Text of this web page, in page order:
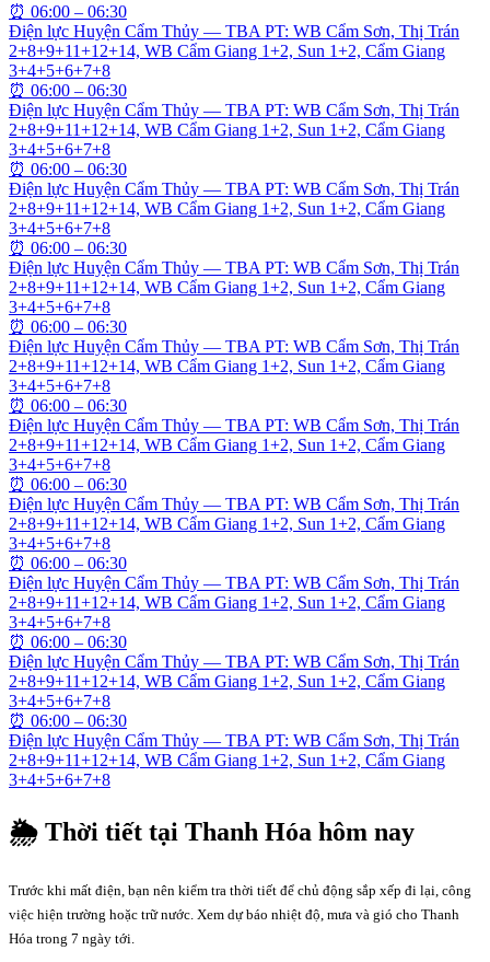
⏰ 06:00 – 06:30
Điện lực Huyện Cẩm Thủy — TBA PT: WB Cẩm Sơn, Thị Trán
2+8+9+11+12+14, WB Cẩm Giang 1+2, Sun 1+2, Cẩm Giang
3+4+5+6+7+8
⏰ 06:00 – 06:30
Điện lực Huyện Cẩm Thủy — TBA PT: WB Cẩm Sơn, Thị Trán
2+8+9+11+12+14, WB Cẩm Giang 1+2, Sun 1+2, Cẩm Giang
3+4+5+6+7+8
⏰ 06:00 – 06:30
Điện lực Huyện Cẩm Thủy — TBA PT: WB Cẩm Sơn, Thị Trán
2+8+9+11+12+14, WB Cẩm Giang 1+2, Sun 1+2, Cẩm Giang
3+4+5+6+7+8
⏰ 06:00 – 06:30
Điện lực Huyện Cẩm Thủy — TBA PT: WB Cẩm Sơn, Thị Trán
2+8+9+11+12+14, WB Cẩm Giang 1+2, Sun 1+2, Cẩm Giang
3+4+5+6+7+8
⏰ 06:00 – 06:30
Điện lực Huyện Cẩm Thủy — TBA PT: WB Cẩm Sơn, Thị Trán
2+8+9+11+12+14, WB Cẩm Giang 1+2, Sun 1+2, Cẩm Giang
3+4+5+6+7+8
⏰ 06:00 – 06:30
Điện lực Huyện Cẩm Thủy — TBA PT: WB Cẩm Sơn, Thị Trán
2+8+9+11+12+14, WB Cẩm Giang 1+2, Sun 1+2, Cẩm Giang
3+4+5+6+7+8
⏰ 06:00 – 06:30
Điện lực Huyện Cẩm Thủy — TBA PT: WB Cẩm Sơn, Thị Trán
2+8+9+11+12+14, WB Cẩm Giang 1+2, Sun 1+2, Cẩm Giang
3+4+5+6+7+8
⏰ 06:00 – 06:30
Điện lực Huyện Cẩm Thủy — TBA PT: WB Cẩm Sơn, Thị Trán
2+8+9+11+12+14, WB Cẩm Giang 1+2, Sun 1+2, Cẩm Giang
3+4+5+6+7+8
⏰ 06:00 – 06:30
Điện lực Huyện Cẩm Thủy — TBA PT: WB Cẩm Sơn, Thị Trán
2+8+9+11+12+14, WB Cẩm Giang 1+2, Sun 1+2, Cẩm Giang
3+4+5+6+7+8
⏰ 06:00 – 06:30
Điện lực Huyện Cẩm Thủy — TBA PT: WB Cẩm Sơn, Thị Trán
2+8+9+11+12+14, WB Cẩm Giang 1+2, Sun 1+2, Cẩm Giang
3+4+5+6+7+8
🌦 Thời tiết tại Thanh Hóa hôm nay
Trước khi mất điện, bạn nên kiểm tra thời tiết để chủ động sắp xếp đi lại, công
việc hiện trường hoặc trữ nước. Xem dự báo nhiệt độ, mưa và gió cho Thanh
Hóa trong 7 ngày tới.